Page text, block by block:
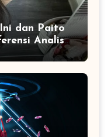
dan Paito
Analisis